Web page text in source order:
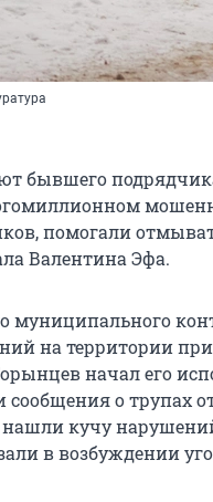
бывшего
помогали
Валентина Эфа.
муниципального
на территории
начал его
о трупах
кучу
в возбуждении